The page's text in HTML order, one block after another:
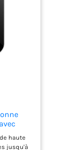
On
à
haute
jusqu'à